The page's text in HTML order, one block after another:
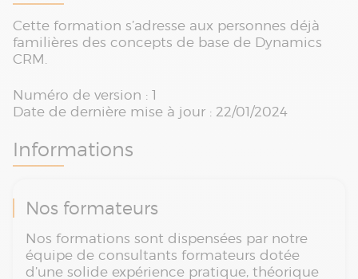
Cette formation s’adresse aux personnes déjà
familières des concepts de base de Dynamics
CRM.
Numéro de version : 1
Date de dernière mise à jour : 22/01/2024
Informations
Nos formateurs
Nos formations sont dispensées par notre
équipe de consultants formateurs dotée
d’une solide expérience pratique, théorique